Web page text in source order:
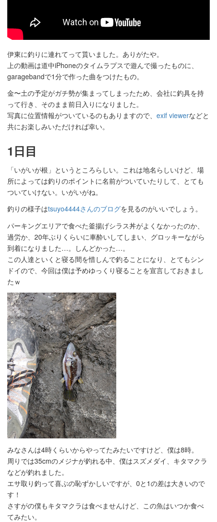
伊東に釣りに連れてって貰いました。ありがたや。
上の動画は道中iPhoneのタイムラプスで遊んで撮ったものに、
garagebandで1分で作った曲をつけたもの。
金〜土の予定がガチ勢が集まってしまったため、会社に釣具を持
って行き、そのまま前日入りになりました。
写真に位置情報がついているのもありますので、 exif viewerなどと
共にお楽しみいただければ幸い。
1日目
「いがいが根」というところらしい。これは地名らしいけど、場
所によっては釣りのポイントに名前がついていたりして、とても
ついていけない。いがいがね。
釣りの様子はtsuyo4444さんのブログを見るのがいいでしょう。
パーキングエリアで食べた釜揚げシラス丼がよくなかったのか、
過労か、20年ぶりくらいに車酔いしてしまい、グロッキーながら
到着になりました…。しんどかった…。
この人達といくと寝る間を惜しんで釣ることになり、とてもシン
ドイので、今回は僕は予めゆっくり寝ることを宣言しておきまし
たｗ
みなさんは4時くらいからやってたみたいですけど、僕は8時。
周りでは35cmのメジナが釣れる中、僕はスズメダイ、キタマクラ
などが釣れました。
エサ取り釣って喜ぶの恥ずかしいですが、0と1の差は大きいので
す！
さすがの僕もキタマクラは食べませんけど、この魚はいつか食べ
てみたい。